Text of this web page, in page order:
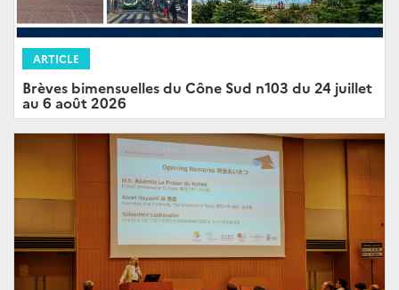
ARTICLE
Brèves bimensuelles du Cône Sud n103 du 24 juillet
au 6 août 2026